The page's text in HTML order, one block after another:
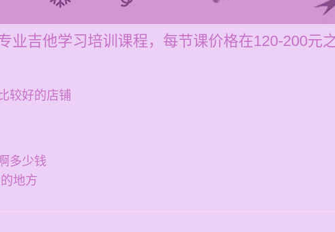
业吉他学习培训课程，每节课价格在120-200元
较好的店铺
多少钱
地方